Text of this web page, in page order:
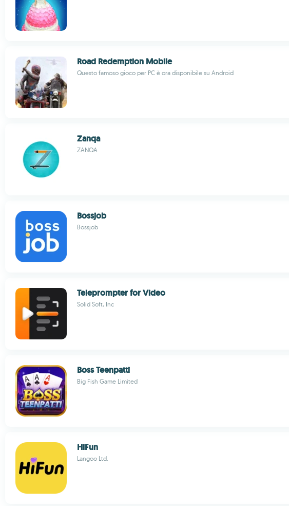
Road Redemption Mobile
Questo famoso gioco per PC è ora disponibile su Android
Zanqa
ZANQA
Bossjob
Bossjob
Teleprompter for Video
Solid Soft, Inc
Boss Teenpatti
Big Fish Game Limited
HiFun
Langoo Ltd.